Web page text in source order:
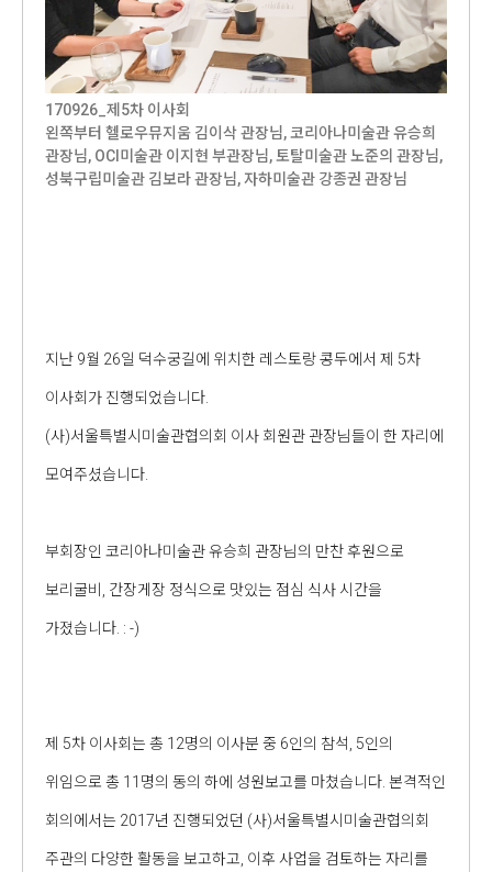
170926_제5차 이사회
왼쪽부터 헬로우뮤지움 김이삭 관장님, 코리아나미술관 유승희
관장님, OCI미술관 이지현 부관장님, 토탈미술관 노준의 관장님,
성북구립미술관 김보라 관장님, 자하미술관 강종권 관장님
지난 9월 26일 덕수궁길에 위치한 레스토랑 콩두에서 제 5차
이사회가 진행되었습니다.
(사)서울특별시미술관협의회 이사 회원관 관장님들이 한 자리에
모여주셨습니다.
부회장인 코리아나미술관 유승희 관장님의 만찬 후원으로
보리굴비, 간장게장 정식으로 맛있는 점심 식사 시간을
가졌습니다. : -)
제 5차 이사회는 총 12명의 이사분 중 6인의 참석, 5인의
위임으로 총 11명의 동의 하에 성원보고를 마쳤습니다. 본격적인
회의에서는 2017년 진행되었던 (사)서울특별시미술관협의회
주관의 다양한 활동을 보고하고, 이후 사업을 검토하는 자리를